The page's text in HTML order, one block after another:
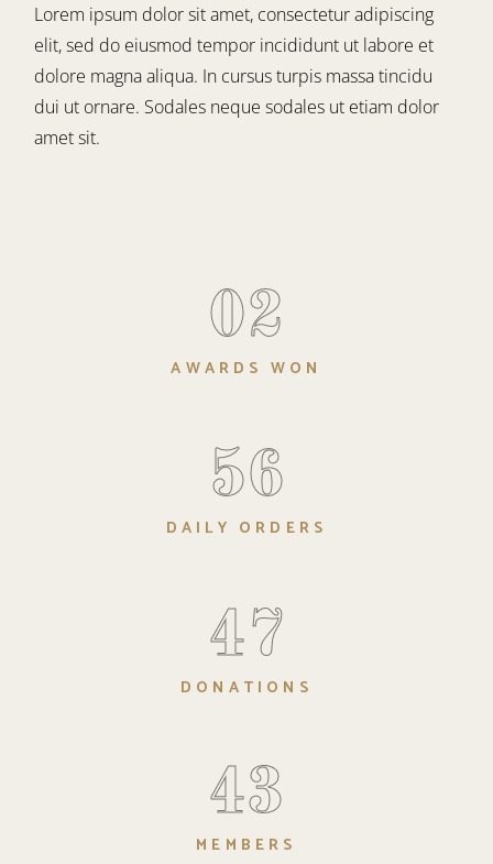
Lorem ipsum dolor sit amet, consectetur adipiscing
elit, sed do eiusmod tempor incididunt ut labore et
dolore magna aliqua. In cursus turpis massa tincidu
dui ut ornare. Sodales neque sodales ut etiam dolor
amet sit.
02
AWARDS WON
56
DAILY ORDERS
47
DONATIONS
43
MEMBERS